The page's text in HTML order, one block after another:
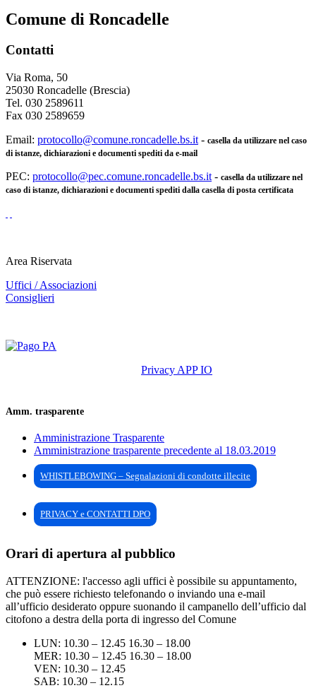
Comune di Roncadelle
Contatti
Via Roma, 50
25030 Roncadelle (Brescia)
Tel. 030 2589611
Fax 030 2589659
Email: protocollo@comune.roncadelle.bs.it - casella da utilizzare nel caso
di istanze, dichiarazioni e documenti spediti da e-mail
PEC: protocollo@pec.comune.roncadelle.bs.it - casella da utilizzare nel
caso di istanze, dichiarazioni e documenti spediti dalla casella di posta certificata
Area Riservata
Uffici / Associazioni
Consiglieri
Privacy APP IO
Amm. trasparente
Amministrazione Trasparente
Amministrazione trasparente precedente al 18.03.2019
WHISTLEBOWING – Segnalazioni di condotte illecite
PRIVACY e CONTATTI DPO
Orari di apertura al pubblico
ATTENZIONE: l'accesso agli uffici è possibile su appuntamento,
che può essere richiesto telefonando o inviando una e-mail
all’ufficio desiderato oppure suonando il campanello dell’ufficio dal
citofono a destra della porta di ingresso del Comune
LUN: 10.30 – 12.45 16.30 – 18.00
MER: 10.30 – 12.45 16.30 – 18.00
VEN: 10.30 – 12.45
SAB: 10.30 – 12.15